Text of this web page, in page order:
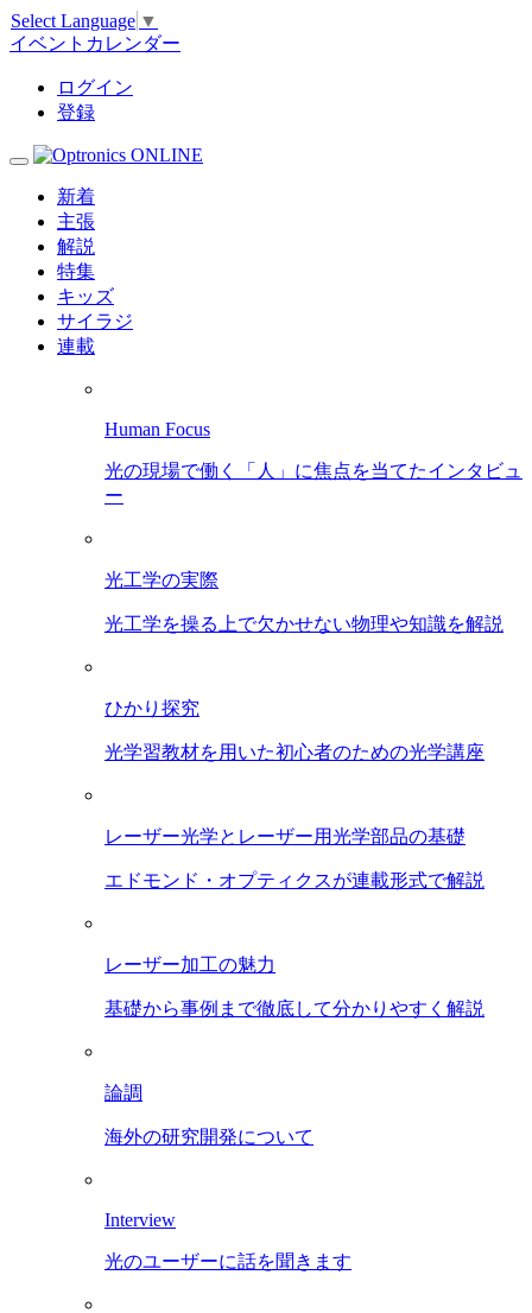
Select Language ▼
イベントカレンダー
ログイン
登録
新着
主張
解説
特集
キッズ
サイラジ
連載
Human Focus
光の現場で働く「人」に焦点を当てたインタビュ
ー
光工学の実際
光工学を操る上で欠かせない物理や知識を解説
ひかり探究
光学習教材を用いた初心者のための光学講座
レーザー光学とレーザー用光学部品の基礎
エドモンド・オプティクスが連載形式で解説
レーザー加工の魅力
基礎から事例まで徹底して分かりやすく解説
論調
海外の研究開発について
Interview
光のユーザーに話を聞きます